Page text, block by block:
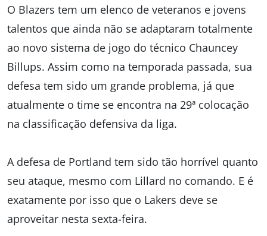
O Blazers tem um elenco de veteranos e jovens
talentos que ainda não se adaptaram totalmente
ao novo sistema de jogo do técnico Chauncey
Billups. Assim como na temporada passada, sua
defesa tem sido um grande problema, já que
atualmente o time se encontra na 29ª colocação
na classificação defensiva da liga.
A defesa de Portland tem sido tão horrível quanto
seu ataque, mesmo com Lillard no comando. E é
exatamente por isso que o Lakers deve se
aproveitar nesta sexta-feira.